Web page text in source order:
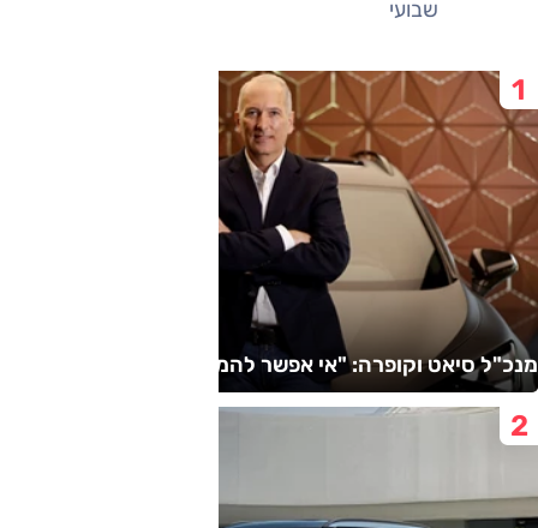
שבועי
מנכ"ל סיאט וקופרה: "אי אפשר להמשיך כך"